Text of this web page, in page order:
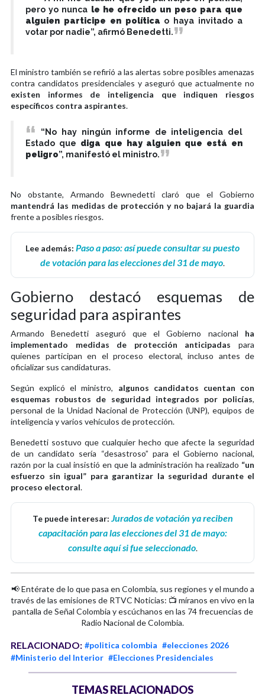
pero yo nunca le he ofrecido un peso para que
alguien participe en política o haya invitado a
votar por nadie”, afirmó Benedetti.
El ministro también se refirió a las alertas sobre posibles amenazas
contra candidatos presidenciales y aseguró que actualmente no
existen informes de inteligencia que indiquen riesgos
específicos contra aspirantes.
“No hay ningún informe de inteligencia del
Estado que diga que hay alguien que está en
peligro”, manifestó el ministro.
No obstante, Armando Bewnedetti claró que el Gobierno
mantendrá las medidas de protección y no bajará la guardia
frente a posibles riesgos.
Lee además: Paso a paso: así puede consultar su puesto
de votación para las elecciones del 31 de mayo.
Gobierno destacó esquemas de
seguridad para aspirantes
Armando Benedetti aseguró que el Gobierno nacional ha
implementado medidas de protección anticipadas para
quienes participan en el proceso electoral, incluso antes de
oficializar sus candidaturas.
Según explicó el ministro, algunos candidatos cuentan con
esquemas robustos de seguridad integrados por policías,
personal de la Unidad Nacional de Protección (UNP), equipos de
inteligencia y varios vehículos de protección.
Benedetti sostuvo que cualquier hecho que afecte la seguridad
de un candidato sería “desastroso” para el Gobierno nacional,
razón por la cual insistió en que la administración ha realizado “un
esfuerzo sin igual” para garantizar la seguridad durante el
proceso electoral.
Te puede interesar: Jurados de votación ya reciben
capacitación para las elecciones del 31 de mayo:
consulte aquí si fue seleccionado.
📢 Entérate de lo que pasa en Colombia, sus regiones y el mundo a
través de las emisiones de RTVC Noticias: 📺 míranos en vivo en la
pantalla de Señal Colombia y escúchanos en las 74 frecuencias de
Radio Nacional de Colombia.
RELACIONADO: #politica colombia #elecciones 2026
#Ministerio del Interior #Elecciones Presidenciales
TEMAS RELACIONADOS